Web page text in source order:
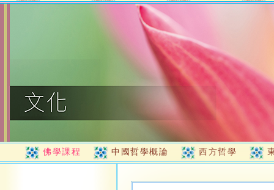
佛學課程 中國哲學概論 西方哲學